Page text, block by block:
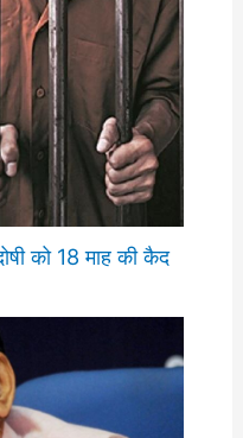
को 18 माह की कैद